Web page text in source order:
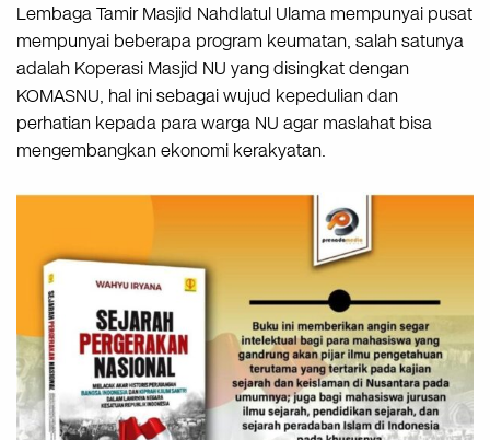
Lembaga Tamir Masjid Nahdlatul Ulama mempunyai pusat
mempunyai beberapa program keumatan, salah satunya
adalah Koperasi Masjid NU yang disingkat dengan
KOMASNU, hal ini sebagai wujud kepedulian dan
perhatian kepada para warga NU agar maslahat bisa
mengembangkan ekonomi kerakyatan.